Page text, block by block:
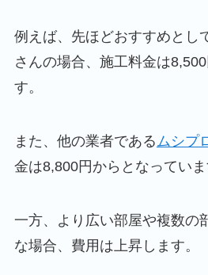
例えば、先ほどおすすめとし
さんの場合、施工料金は
す。
また、他の業者である ムシプ
金は8,800円からとなっていま
一方、より広い部屋や複数の
な場合、費用は上昇します。